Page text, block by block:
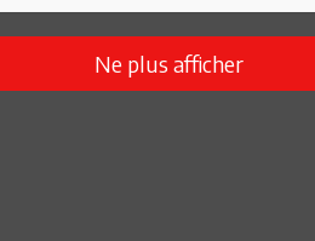
Ne plus afficher